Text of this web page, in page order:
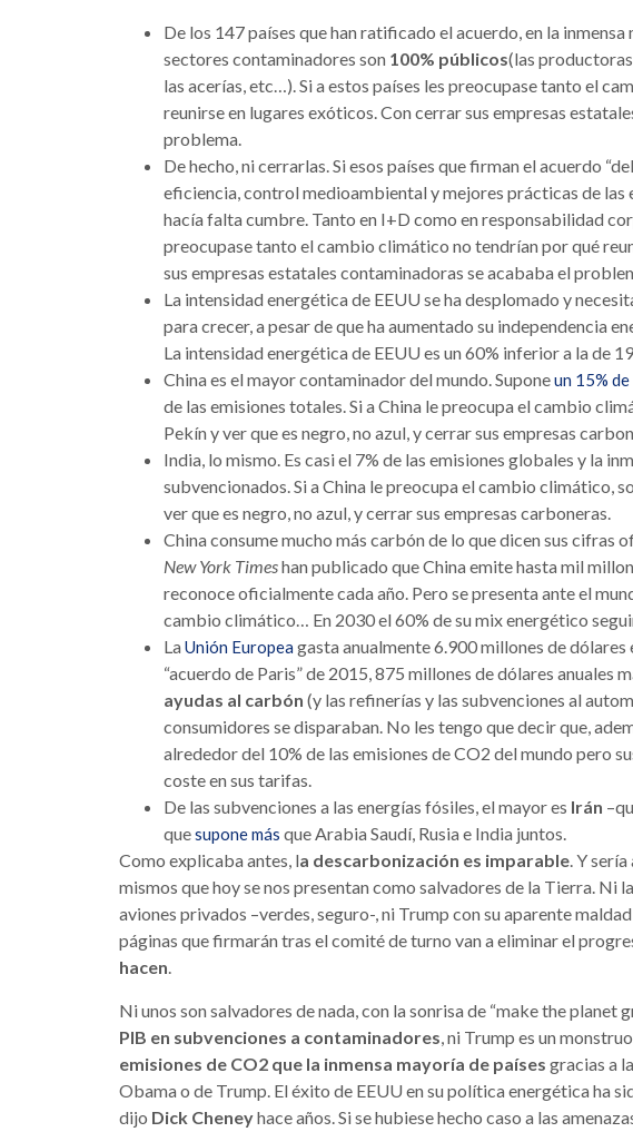
De los 147 países que han ratificado el acuerdo, en la
sectores contaminadores son 100% públicos(las
las acerías, etc…). Si a estos países les preocupase tanto el
reunirse en lugares exóticos. Con cerrar sus empresas
problema.
De hecho, ni cerrarlas. Si esos países que firman el acuerdo
eficiencia, control medioambiental y mejores prácticas de las
hacía falta cumbre. Tanto en I+D como en responsabilidad
preocupase tanto el cambio climático no tendrían por qué
sus empresas estatales contaminadoras se acababa el
La intensidad energética de EEUU se ha desplomado y
para crecer, a pesar de que ha aumentado su independencia
La intensidad energética de EEUU es un 60% inferior a la de
China es el mayor contaminador del mundo. Suponeun 15%
de las emisiones totales. Si a China le preocupa el cambio
Pekín y ver que es negro, no azul, y cerrar sus empresas
India, lo mismo. Es casi el 7% de las emisiones globales y la
subvencionados. Si a China le preocupa el cambio climático,
ver que es negro, no azul, y cerrar sus empresas carboneras.
China consume mucho más carbón de lo que dicen sus cifras
New York Timeshan publicado que China emite hasta mil
reconoce oficialmente cada año. Pero se presenta ante el
cambio climático… En 2030 el 60% de su mix energético
LaUnión Europea gasta anualmente 6.900 millones de dólares
“acuerdo de Paris” de 2015, 875 millones de dólares anuales
ayudas al carbón (y las refinerías y las subvenciones al
consumidores se disparaban. No les tengo que decir que,
alrededor del 10% de las emisiones de CO2 del mundo pero
coste en sus tarifas.
De las subvenciones a las energías fósiles, el mayor es Irán
quesupone más que Arabia Saudí, Rusia e India juntos.
Como explicaba antes, la descarbonización es imparable. Y
mismos que hoy se nos presentan como salvadores de la Tierra. Ni
aviones privados –verdes, seguro-, ni Trump con su aparente
páginas que firmarán tras el comité de turno van a eliminar el
hacen.
Ni unos son salvadores de nada, con la sonrisa de “make the planet
PIB en subvenciones a contaminadores, ni Trump es un
emisiones de CO2 que la inmensa mayoría de países gracias a
Obama o de Trump. El éxito de EEUU en su política energética ha
dijo Dick Cheneyhace años. Si se hubiese hecho caso a las